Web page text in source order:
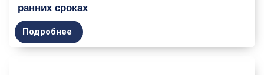
ранних сроках
Подробнее